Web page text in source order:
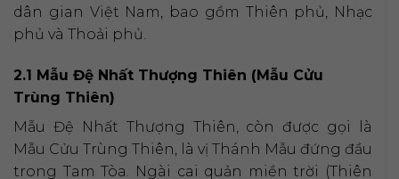
dân gian Việt Nam, bao gồm Thiên phủ, Nhạc
phủ và Thoải phủ.
2.1 Mẫu Đệ Nhất Thượng Thiên (Mẫu Cửu
Trùng Thiên)
Mẫu Đệ Nhất Thượng Thiên, còn được gọi là
Mẫu Cửu Trùng Thiên, là vị Thánh Mẫu đứng đầu
trong Tam Tòa. Ngài cai quản miền trời (Thiên